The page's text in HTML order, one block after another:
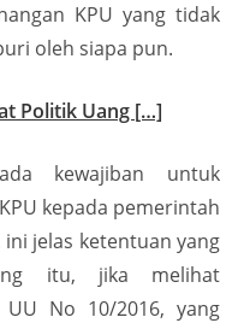
KPU yang tidak
oleh siapa pun.
Politik Uang […]
kewajiban untuk
kepada pemerintah
ini jelas ketentuan yang
itu, jika melihat
No 10/2016, yang